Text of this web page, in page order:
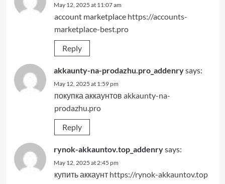
May 12, 2025 at 11:07 am
account marketplace https://accounts-
marketplace-best.pro
Reply
akkaunty-na-prodazhu.pro_addenrysays:
May 12, 2025 at 1:59 pm
покупка аккаунтов akkaunty-na-
prodazhu.pro
Reply
rynok-akkauntov.top_addenrysays:
May 12, 2025 at 2:45 pm
купить аккаунт https://rynok-akkauntov.top